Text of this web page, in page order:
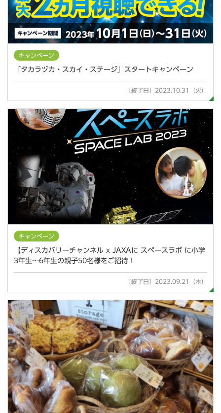
キャンペーン
「タカラヅカ・スカイ・ステージ」スタートキャンペーン
［終了日］2023.10.31（火）
キャンペーン
【ディスカバリーチャンネル x JAXAに スペースラボ に小学
3年生～6年生の親子50名様をご招待！
［終了日］2023.09.21（木）